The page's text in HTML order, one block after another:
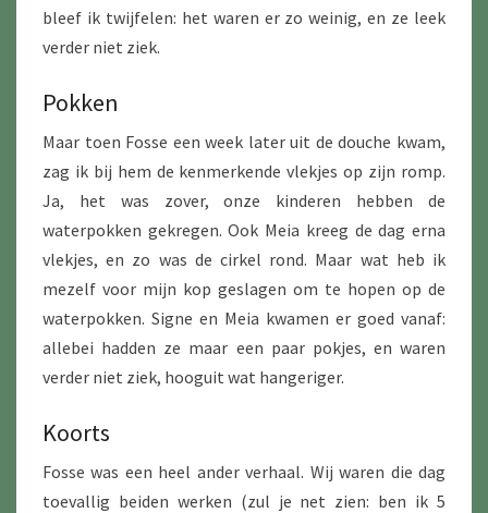
bleef ik twijfelen: het waren er zo weinig, en ze leek
verder niet ziek.
Pokken
Maar toen Fosse een week later uit de douche kwam,
zag ik bij hem de kenmerkende vlekjes op zijn romp.
Ja, het was zover, onze kinderen hebben de
waterpokken gekregen. Ook Meia kreeg de dag erna
vlekjes, en zo was de cirkel rond. Maar wat heb ik
mezelf voor mijn kop geslagen om te hopen op de
waterpokken. Signe en Meia kwamen er goed vanaf:
allebei hadden ze maar een paar pokjes, en waren
verder niet ziek, hooguit wat hangeriger.
Koorts
Fosse was een heel ander verhaal. Wij waren die dag
toevallig beiden werken (zul je net zien: ben ik 5